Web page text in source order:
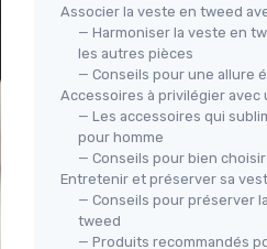
Associer la veste en tweed
— Harmoniser la veste en
les autres pièces
— Conseils pour une allure
Accessoires à privilégier avec
— Les accessoires qui
pour homme
— Conseils pour bien
Entretenir et préserver sa
— Conseils pour préserver
tweed
— Produits recommandés